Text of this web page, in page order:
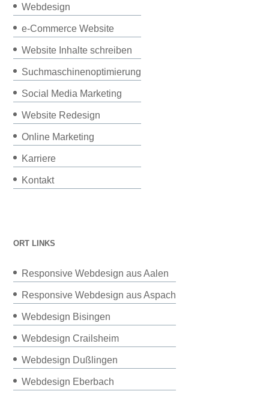
Webdesign
e-Commerce Website
Website Inhalte schreiben
Suchmaschinenoptimierung
Social Media Marketing
Website Redesign
Online Marketing
Karriere
Kontakt
ORT LINKS
Responsive Webdesign aus Aalen
Responsive Webdesign aus Aspach
Webdesign Bisingen
Webdesign Crailsheim
Webdesign Dußlingen
Webdesign Eberbach